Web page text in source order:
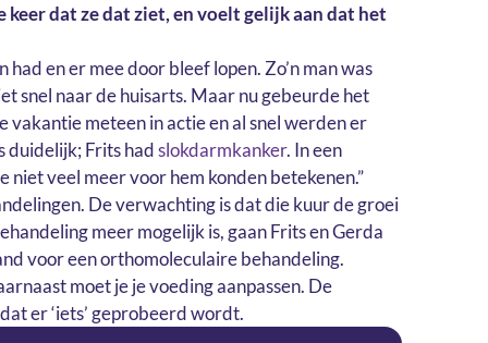
dat ze dat ziet, en voelt gelijk aan dat het
en er mee door bleef lopen. Zo’n man was
snel naar de huisarts. Maar nu gebeurde het
vakantie meteen in actie en al snel werden er
duidelijk; Frits hadslokdarmkanker. In een
veel meer voor hem konden betekenen.”
De verwachting is dat die kuur de groei
meer mogelijk is, gaan Frits en Gerda
voor een orthomoleculaire behandeling.
moet je je voeding aanpassen. De
er ‘iets’ geprobeerd wordt.